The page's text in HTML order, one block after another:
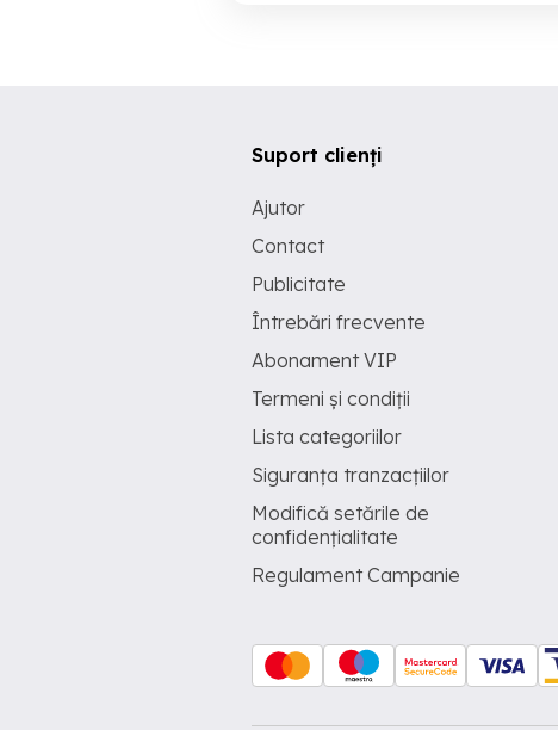
Suport clienți
Ajutor
Contact
Publicitate
Întrebări frecvente
Abonament VIP
Termeni și condiții
Lista categoriilor
Siguranța tranzacțiilor
Modifică setările de
confidențialitate
Regulament Campanie